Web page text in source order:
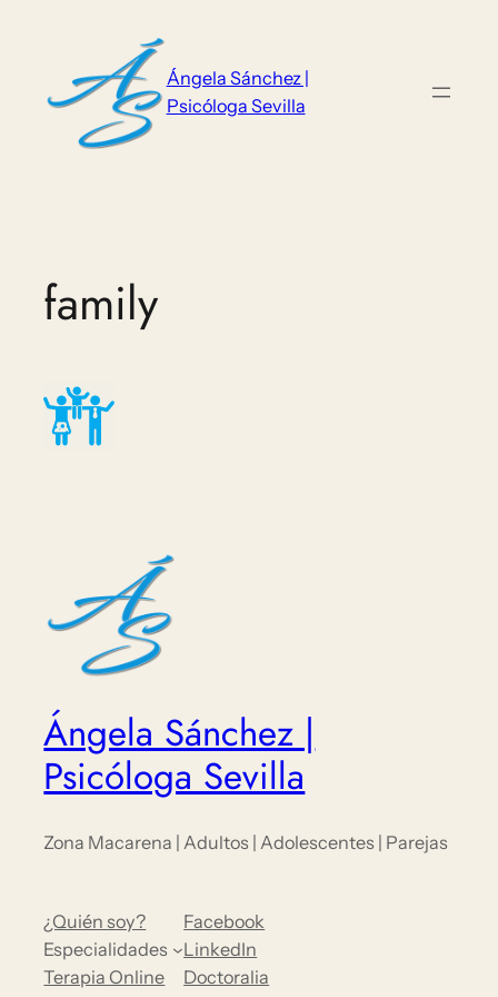
contenido
Ángela Sánchez |
Psicóloga Sevilla
family
Ángela Sánchez |
Psicóloga Sevilla
Zona Macarena | Adultos | Adolescentes | Parejas
¿Quién soy?
Especialidades
Terapia Online
Facebook
LinkedIn
Doctoralia